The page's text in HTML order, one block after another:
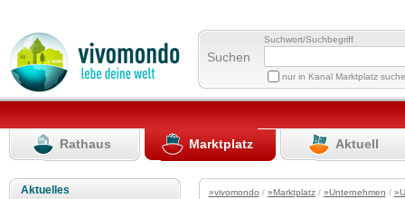
Suchen
Suchwort/Suchbegriff
nur in Kanal Marktplatz
Rathaus Marktplatz Aktuell
Aktuelles
»vivomondo / »Marktplatz/ »Unternehmen /